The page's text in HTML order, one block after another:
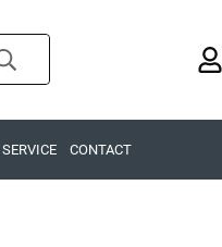
SERVICE CONTACT